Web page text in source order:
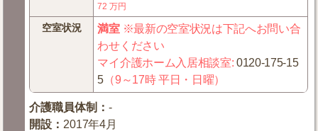
72 万円
空室状況 満室※最新の空室状況は下記へお問い合
わせください
マイ介護ホーム入居相談室:0120-175-15
5 （9～17時 平日・日曜）
介護職員体制 ：-
開設 ： 2017年4月